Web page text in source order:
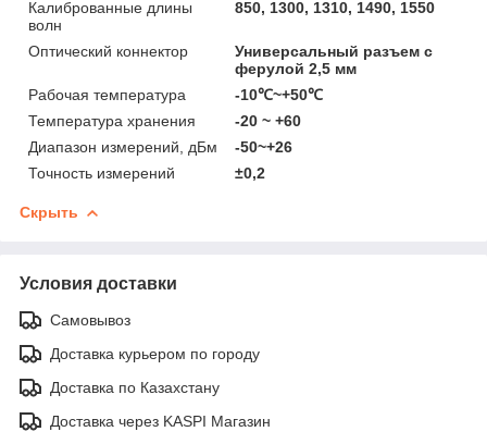
Калиброванные длины
волн
850, 1300, 1310, 1490, 1550
Оптический коннектор
Универсальный разъем с
ферулой 2,5 мм
Рабочая температура
-10℃~+50℃
Температура хранения
-20 ~ +60
Диапазон измерений, дБм
-50~+26
Точность измерений
±0,2
Скрыть
Условия доставки
Самовывоз
Доставка курьером по городу
Доставка по Казахстану
Доставка через KASPI Магазин